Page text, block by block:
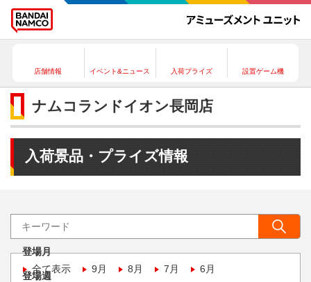
店舗情報 イベント&ニュース 入荷プライズ 設置ゲーム機
ナムコランドイオン長岡店
入荷景品・プライズ情報
登場月
全て表示
9月 8月 7月 6月
登場週